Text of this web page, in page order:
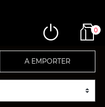
0
A EMPORTER